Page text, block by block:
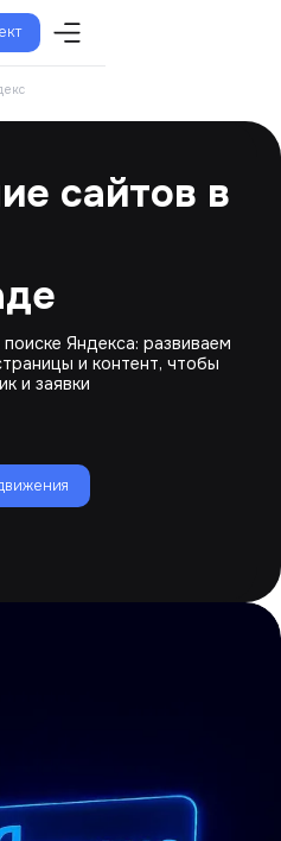
сайтов в
Яндекса: развиваем
и контент, чтобы
и заявки